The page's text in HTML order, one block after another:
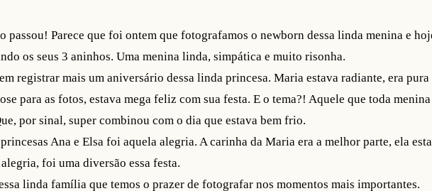
passou! Parece que foi ontem que fotografamos o newborn dessa linda menina e
os seus 3 aninhos. Uma menina linda, simpática e muito risonha.
registrar mais um aniversário dessa linda princesa. Maria estava radiante, era pura
para as fotos, estava mega feliz com sua festa. E o tema?! Aquele que toda menina
por sinal, super combinou com o dia que estava bem frio.
Ana e Elsa foi aquela alegria. A carinha da Maria era a melhor parte, ela
foi uma diversão essa festa.
linda família que temos o prazer de fotografar nos momentos mais importantes.